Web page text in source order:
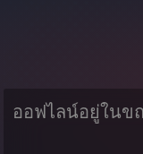
ออฟไลน์อยู่ใน